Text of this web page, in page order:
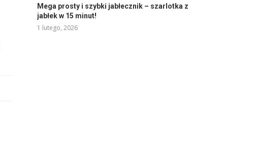
Mega prosty i szybki jabłecznik – szarlotka z
jabłek w 15 minut!
1 lutego, 2026